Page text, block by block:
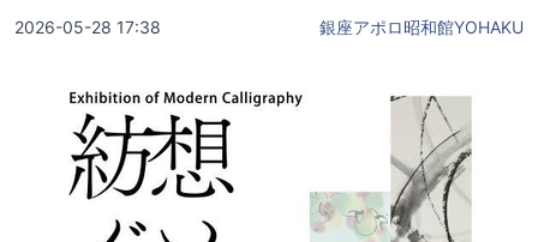
2026-05-28 17:38 銀座アポロ昭和館YOHAKU